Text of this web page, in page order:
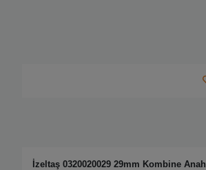
İzeltaş 0320020029 29mm Kombine